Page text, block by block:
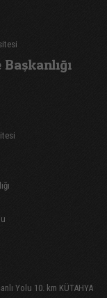
Yolu 10. km KÜTAHYA